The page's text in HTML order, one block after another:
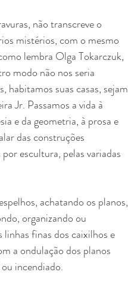
não transcreve o
mistérios, com o mesmo
lembra Olga Tokarczuk,
modo não nos seria
habitamos suas casas, sejam
Jr. Passamos a vida à
e da geometria, à prosa e
das construções
escultura, pelas variadas
achatando os planos,
organizando ou
finas dos caixilhos e
a ondulação dos planos
incendiado.